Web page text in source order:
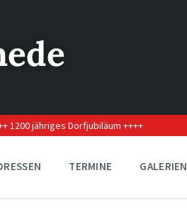
1200 jähriges Dorfjubiläum ++++
TERMINE GALERIEN